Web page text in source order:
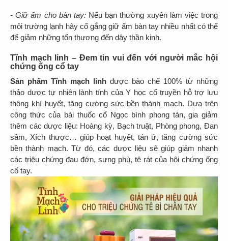
- Giữ ấm cho bàn tay: Nếu bạn thường xuyên làm việc trong
môi trường lạnh hãy cố gắng giữ ấm bàn tay nhiều nhất có thể
để giảm những tổn thương đến dây thần kinh.
Tĩnh mạch linh – Đem tin vui đến với người mắc hội
chứng ống cổ tay
Sản phẩm Tĩnh mạch linh được bào chế 100% từ những
thảo dược tự nhiên lành tính của Y học cổ truyền hỗ trợ lưu
thông khí huyết, tăng cường sức bền thành mạch. Dựa trên
công thức của bài thuốc cổ Ngọc bình phong tán, gia giảm
thêm các dược liệu: Hoàng kỳ, Bạch truật, Phòng phong, Đan
sâm, Xích thược… giúp hoạt huyết, tán ứ, tăng cường sức
bền thành mạch. Từ đó, các dược liệu sẽ giúp giảm nhanh
các triệu chứng đau đớn, sưng phù, tê rát của hội chứng ống
cổ tay.